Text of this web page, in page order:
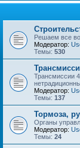
Решаем все
Модератор:
Темы: 530
Трансмиссии
Модератор:
Темы: 137
Тормоза,
Органы
Модератор:
Темы: 24